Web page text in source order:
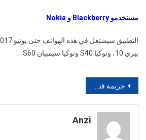
مستخدمو Blackberry و Nokia
بيري 10، ونوكيا S40 ونوكيا سيمبيان S60.
تصفّح
المقالات
جريمة قتل بشعة قبل قليل بمحطة انزكان#يا ربي السلامة
Anzi